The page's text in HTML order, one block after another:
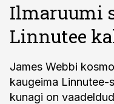
Ilmaruumi
Linnutee
James Webbi
kaugeima Linnutee-
kunagi on